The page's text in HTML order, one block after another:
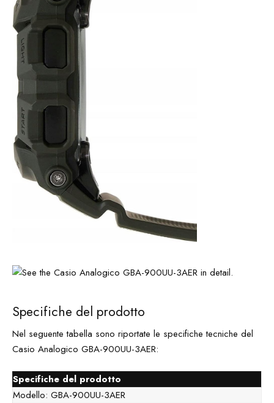
Specifiche del prodotto
Nel seguente tabella sono riportate le specifiche tecniche del
Casio Analogico GBA-900UU-3AER:
Specifiche del prodotto
Modello: GBA-900UU-3AER